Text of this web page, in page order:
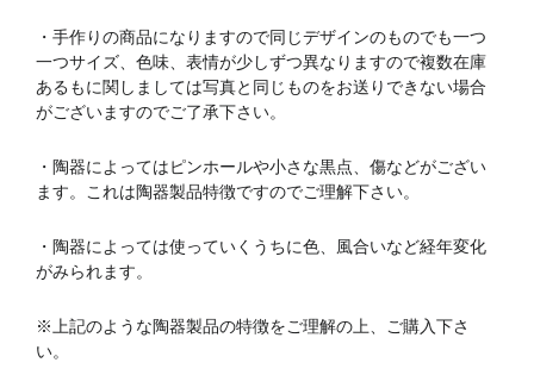
・手作りの商品になりますので同じデザインのものでも一つ
一つサイズ、色味、表情が少しずつ異なりますので複数在庫
あるもに関しましては写真と同じものをお送りできない場合
がございますのでご了承下さい。
・陶器によってはピンホールや小さな黒点、傷などがござい
ます。これは陶器製品特徴ですのでご理解下さい。
・陶器によっては使っていくうちに色、風合いなど経年変化
がみられます。
※上記のような陶器製品の特徴をご理解の上、ご購入下さ
い。